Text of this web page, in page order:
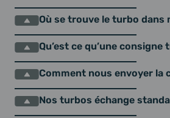
Où se trouve le turbo dans
Qu’est ce qu’une consigne
Comment nous envoyer la
Nos turbos échange